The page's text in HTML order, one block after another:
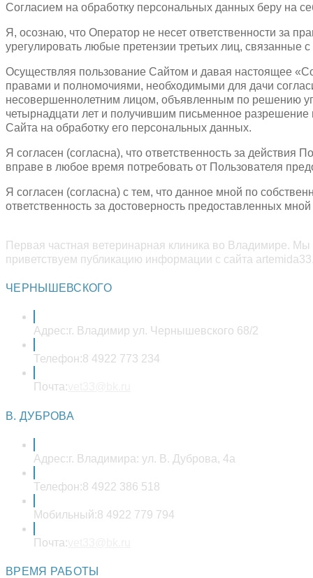
Согласием на обработку персональных данных беру на
Я, осознаю, что Оператор не несет ответственности за
урегулировать любые претензии третьих лиц, связанные
Осуществляя пользование Сайтом и давая настоящее
правами и полномочиями, необходимыми для дачи
несовершеннолетним лицом, объявленным по решению
четырнадцати лет и получившим письменное
Сайта на обработку его персональных данных.
Я согласен (согласна), что ответственность за действия
вправе в любое время потребовать от Пользователя
Я согласен (согласна) с тем, что данное мной по
ответственность за достоверность предоставленных
Первая частная ветеринарная клиника во Владимире.
приветствуем публикацию информации с сайта
ЧЕРНЫШЕВСКОГО
Адрес:г. Владимир ул. Чернышевского 68/2
Телефон:8 4922 773 234
Почта:
В. ДУБРОВА
Адрес:г. Владимира: ул. В. Дуброва, 4а
Телефон:8 4922 386 518
Мобильный:8 4922 779 794
Почта:
ВРЕМЯ РАБОТЫ